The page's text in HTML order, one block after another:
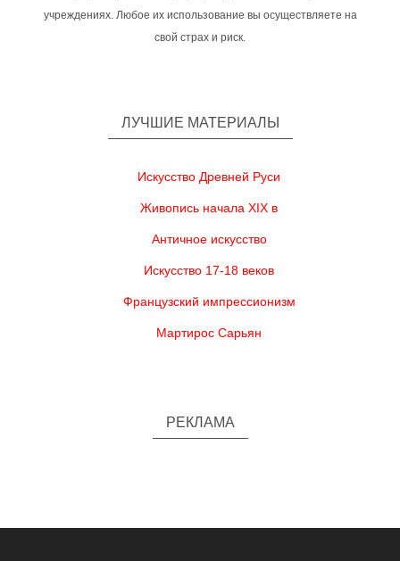
учреждениях. Любое их использование вы осуществляете на
свой страх и риск.
ЛУЧШИЕ МАТЕРИАЛЫ
Искусство Древней Руси
Живопись начала XIX в
Античное искусство
Искусство 17-18 веков
Французский импрессионизм
Мартирос Сарьян
РЕКЛАМА